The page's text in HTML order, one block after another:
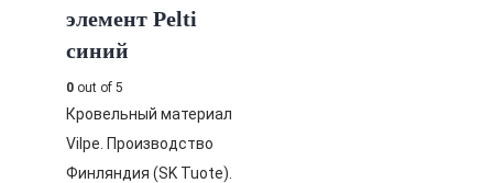
элемент Pelti
синий
0 out of 5
Кровельный материал
Vilpe. Производство
Финляндия (SK Tuote).